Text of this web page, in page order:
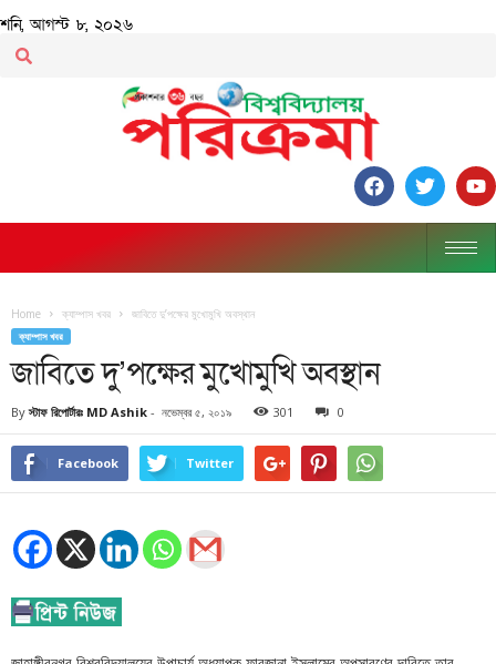
শনি, আগস্ট ৮, ২০২৬
Home ক্যাম্পাস খবর জাবিতে দু’পক্ষের মুখোমুখি অবস্থান
ক্যাম্পাস খবর
জাবিতে দু’পক্ষের মুখোমুখি অবস্থান
By স্টাফ রিপোর্টারঃ MD Ashik - নভেম্বর ৫, ২০১৯ 301 0
Facebook Twitter